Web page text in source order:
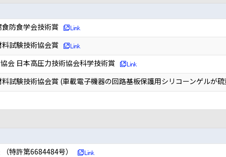
防食学会技術賞
試験技術協会賞
会 日本高圧力技術協会科学技術賞
試験技術協会賞 (車載電子機器の回路基板保護用シリコーンゲルが
特許第6684484号）